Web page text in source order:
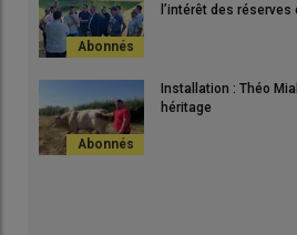
l’intérêt des réserves
Installation : Théo
héritage